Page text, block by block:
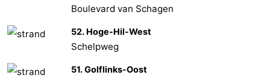
Boulevard van Schagen
52. Hoge-Hil-West
Schelpweg
51. Golflinks-Oost